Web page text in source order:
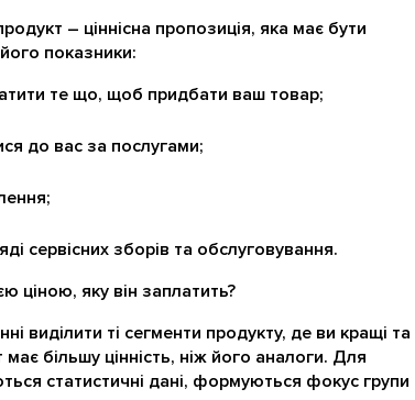
– ціннісна пропозиція, яка має бути
показники:
те що, щоб придбати ваш товар;
до вас за послугами;
сервісних зборів та обслуговування.
ціною, яку він заплатить?
виділити ті сегменти продукту, де ви кращі та
більшу цінність, ніж його аналоги. Для
статистичні дані, формуються фокус групи